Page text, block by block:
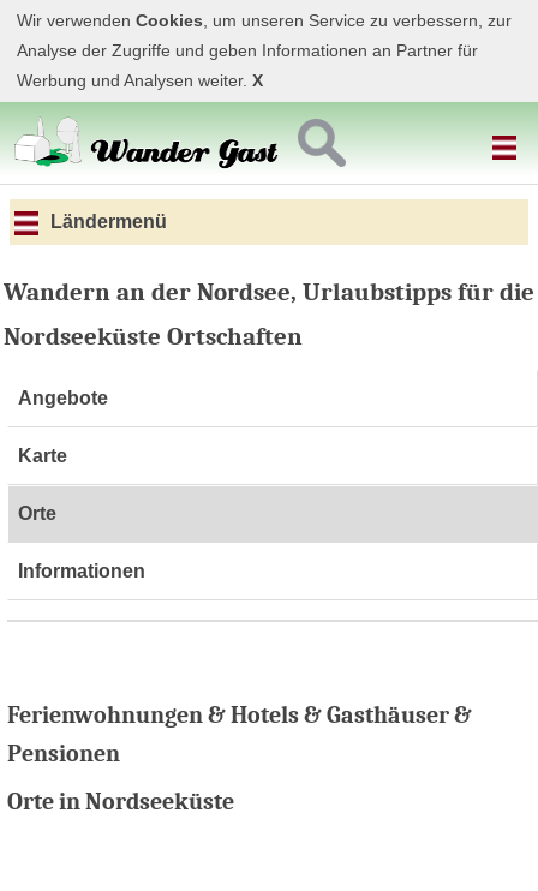
Wir verwenden Cookies , um unseren Service zu verbessern, zur
Analyse der Zugriffe und geben Informationen an Partner für
Werbung und Analysen weiter. X
Ländermenü
Wandern an der Nordsee, Urlaubstipps für die
Nordseeküste Ortschaften
Angebote
Karte
Orte
Informationen
Ferienwohnungen & Hotels & Gasthäuser &
Pensionen
Orte in Nordseeküste